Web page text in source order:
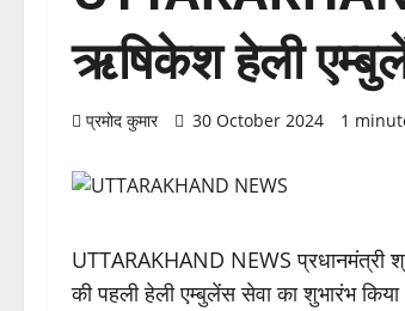
ऋषिकेश हेली
प्रमोद कुमार 30 October 2024 1
UTTARAKHAND NEWS प्रधानमंत्री
की पहली हेली एम्बुलेंस सेवा का शुभारंभ